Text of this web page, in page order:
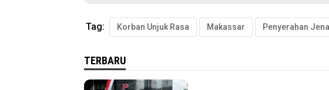
Tag: Korban Unjuk Rasa Makassar
TERBARU